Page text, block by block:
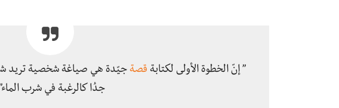
” إنّ الخطوة الأولى لكتابة قصةجيّدة هي صياغة شخصية تريد
جدُا كالرغبة في شرب